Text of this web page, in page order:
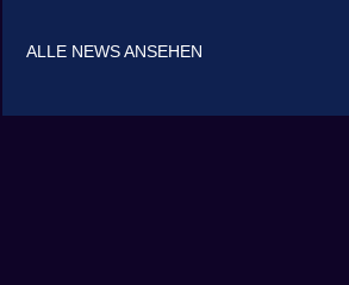
ALLE NEWS ANSEHEN